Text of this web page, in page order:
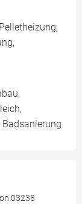
03238